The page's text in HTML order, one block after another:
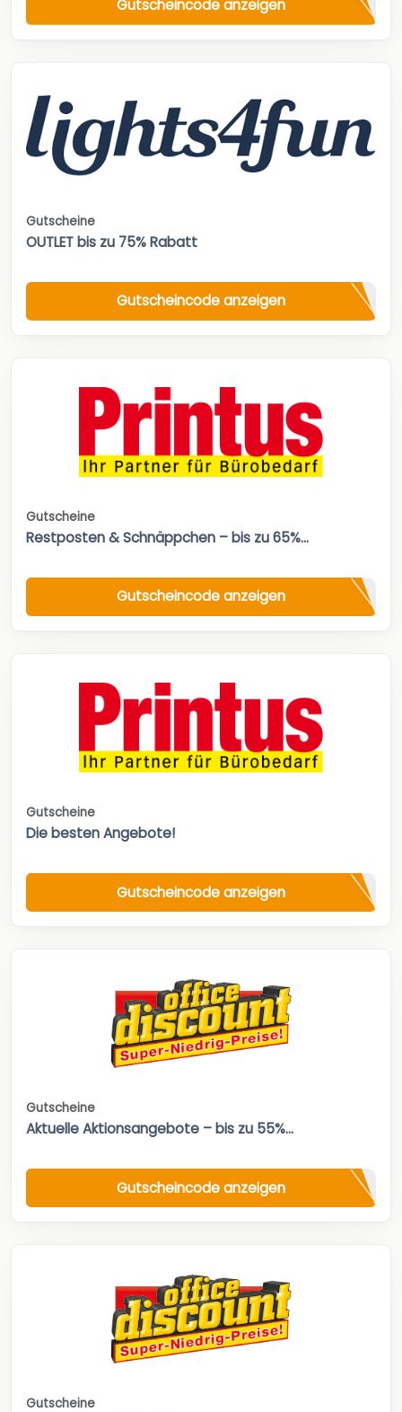
Gutscheincode anzeigen
Gutscheine
OUTLET bis zu 75% Rabatt
Gutscheincode anzeigen
Gutscheine
Restposten & Schnäppchen – bis zu 65%...
Gutscheincode anzeigen
Gutscheine
Die besten Angebote!
Gutscheincode anzeigen
Gutscheine
Aktuelle Aktionsangebote – bis zu 55%...
Gutscheincode anzeigen
Gutscheine